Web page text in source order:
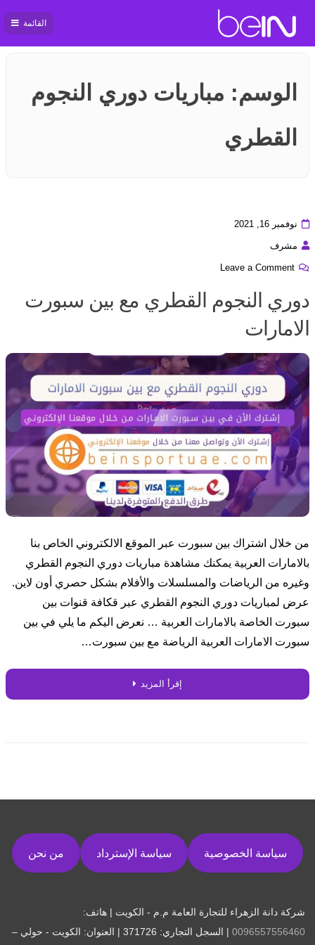
بي ان
القائمة
الوسم: مباريات دوري النجوم
القطري
نوفمبر 16, 2021
مشرف
Leave a Comment
دوري النجوم القطري مع بين سبورت
الامارات
من خلال اشتراك بين سبورت عبر الموقع الالكتروني الخاص بنا
بالامارات العربية يمكنك مشاهدة مباريات دوري النجوم القطري
وغيره من الرياضات والمسلسلات والأفلام بشكل حصري أون لاين.
عرض لمباريات دوري النجوم القطري عبر قكافة قنوات بين
سبورت الخاصة بالامارات العربية … نعرض اليكم ما يلي في بين
سبورت الامارات العربية الرياضة مع بين سبورت…
إقرأ المزيد
سياسة الخصوصية سياسة الإسترداد من نحن
شركة دانة الزهراء للتجارة العامة م.م - الكويت | هاتف:
0096557556460
| السجل التجاري: 371726 | العنوان: الكويت - حولي –